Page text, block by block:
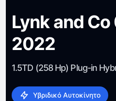
Lynk and
2022
1.5TD (258 Hp) Plug-in
Υβριδικό Αυτοκίνητο